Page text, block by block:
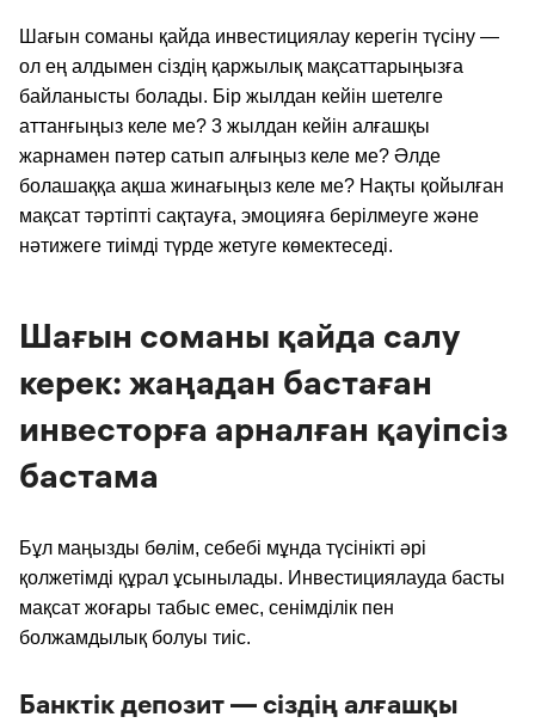
Шағын соманы қайда инвестициялау керегін түсіну —
ол ең алдымен сіздің қаржылық мақсаттарыңызға
байланысты болады. Бір жылдан кейін шетелге
аттанғыңыз келе ме? 3 жылдан кейін алғашқы
жарнамен пәтер сатып алғыңыз келе ме? Әлде
болашаққа ақша жинағыңыз келе ме? Нақты қойылған
мақсат тәртіпті сақтауға, эмоцияға берілмеуге және
нәтижеге тиімді түрде жетуге көмектеседі.
Шағын соманы қайда салу
керек: жаңадан бастаған
инвесторға арналған қауіпсіз
бастама
Бұл маңызды бөлім, себебі мұнда түсінікті әрі
қолжетімді құрал ұсынылады. Инвестициялауда басты
мақсат жоғары табыс емес, сенімділік пен
болжамдылық болуы тиіс.
Банктік депозит — сіздің алғашқы